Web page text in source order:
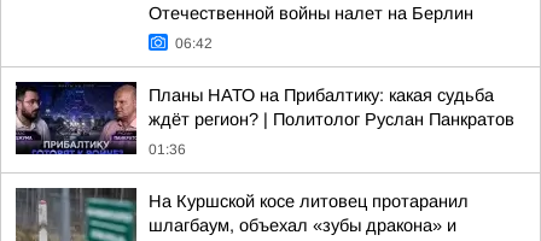
Отечественной войны налет на Берлин
06:42
Планы НАТО на Прибалтику: какая судьба
ждёт регион? | Политолог Руслан Панкратов
01:36
На Куршской косе литовец протаранил
шлагбаум, объехал «зубы дракона» и